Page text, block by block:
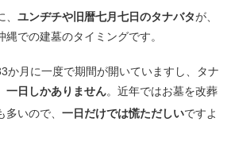
、ユンヂチや旧暦七月七日のタナバタが、
での建墓のタイミングです。
か月に一度で期間が開いていますし、タナ
一日しかありません。近年ではお墓を改葬
多いので、一日だけでは慌ただしいですよ